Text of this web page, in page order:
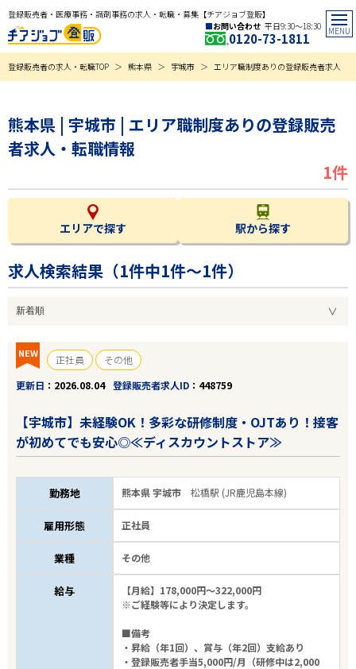
登録販売者・医療事務・調剤事務の求人・転職・募集【チアジョブ登販】
お問い合わせ 平日9:30〜18:30
0120-73-1811
登録販売者の求人・転職TOP 熊本県 宇城市 エリア職制度ありの登録販売者求人
熊本県 | 宇城市 | エリア職制度ありの登録販売
者求人・転職情報
1件
エリアで探す 駅から探す
求人検索結果（1件中1件～1件）
NEW 正社員
その他
更新日
2026.08.04 登録販売者求人ID 448759
【宇城市】未経験OK！多彩な研修制度・OJTあり！接客
が初めてでも安心◎≪ディスカウントストア≫
勤務地 熊本県 宇城市松橋駅 (JR鹿児島本線)
雇用形態 正社員
業種 その他
給与
【月給】178,000円～322,000円
※ご経験等により決定します。
■備考
・昇給（年1回）、賞与（年2回）支給あり
・登録販売者手当5,000円/月（研修中は2,000